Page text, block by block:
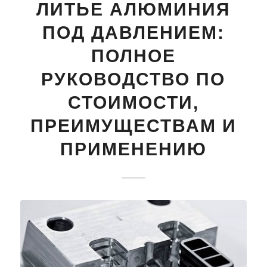
ЛИТЬЕ АЛЮМИНИЯ
ПОД ДАВЛЕНИЕМ:
ПОЛНОЕ
РУКОВОДСТВО ПО
СТОИМОСТИ,
ПРЕИМУЩЕСТВАМ И
ПРИМЕНЕНИЮ